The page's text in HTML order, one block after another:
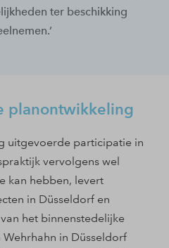
ter beschikking
planontwikkeling
uitgevoerde participatie in
vervolgens wel
kan hebben, levert
in Düsseldorf en
het binnenstedelijke
in Düsseldorf